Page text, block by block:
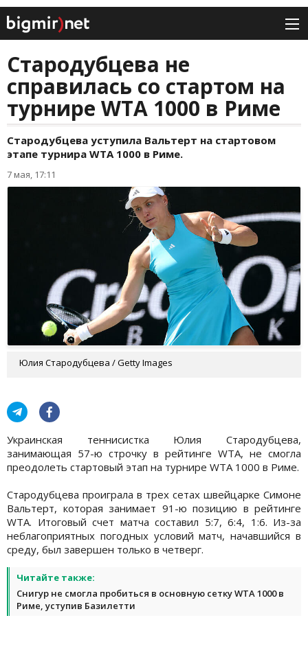
Стародубцева не
справилась со стартом на
турнире WTA 1000 в Риме
Стародубцева уступила Вальтерт на стартовом
этапе турнира WTA 1000 в Риме.
7 мая, 17:11
Юлия Стародубцева / Getty Images
Украинская теннисистка Юлия Стародубцева,
занимающая 57-ю строчку в рейтинге WTA, не смогла
преодолеть стартовый этап на турнире WTA 1000 в Риме.
Стародубцева проиграла в трех сетах швейцарке Симоне
Вальтерт, которая занимает 91-ю позицию в рейтинге
WTA. Итоговый счет матча составил 5:7, 6:4, 1:6. Из-за
неблагоприятных погодных условий матч, начавшийся в
среду, был завершен только в четверг.
Читайте также:
Снигур не смогла пробиться в основную сетку WTA 1000 в
Риме, уступив Базилетти